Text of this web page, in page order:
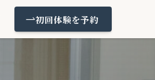
初回体験を予約